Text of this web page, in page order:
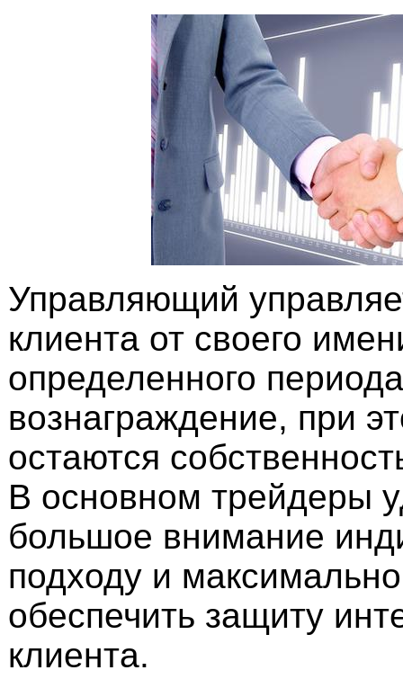
Управляющий
клиента от своего
определенного
вознаграждение, при
остаются
В основном трейдеры
большое внимание
подходу и
обеспечить защиту
клиента.